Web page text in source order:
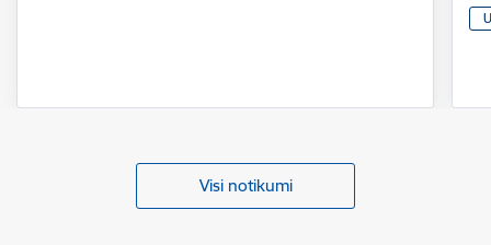
Visi notikumi